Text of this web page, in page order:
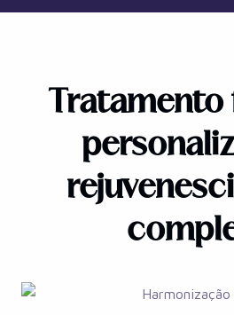
Tratamento